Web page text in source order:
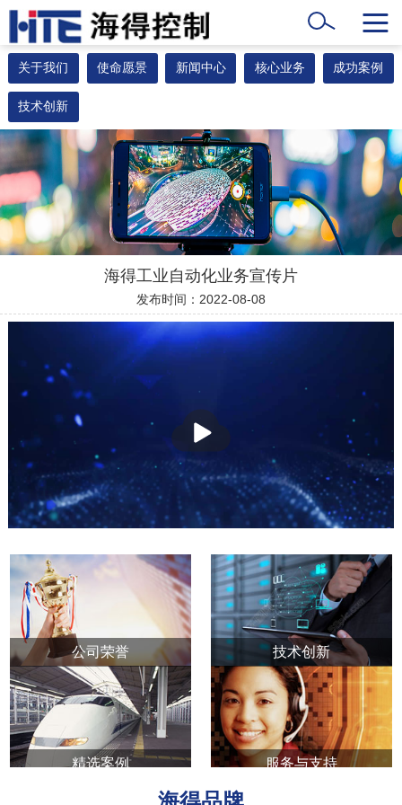
关于我们 使命愿景 新闻中心 核心业务 成功案例
技术创新
海得工业自动化业务宣传片
发布时间：2022-08-08
公司荣誉 技术创新
精选案例 服务与支持